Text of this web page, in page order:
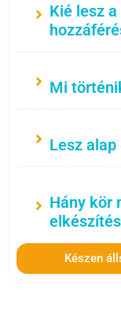
Kié lesz
Mi
Lesz alap
Hány kör
Készen